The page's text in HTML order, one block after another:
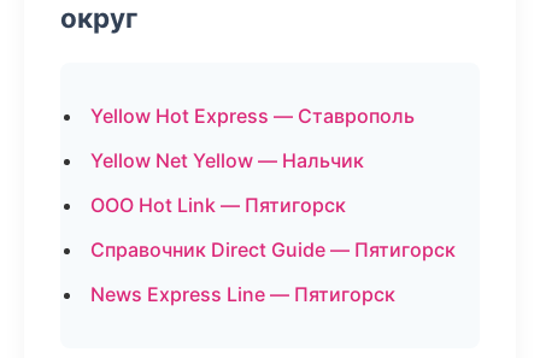
округ
Yellow Hot Express — Ставрополь
Yellow Net Yellow — Нальчик
ООО Hot Link — Пятигорск
Справочник Direct Guide — Пятигорск
News Express Line — Пятигорск